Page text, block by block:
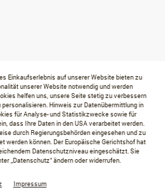
Einkaufserlebnis auf unserer Website bieten zu
unserer Website notwendig und werden
helfen uns, unsere Seite stetig zu verbessern
Hinweis zur Datenübermittlung in
für Analyse- und Statistikzwecke sowie für
dass Ihre Daten in den USA verarbeitet werden.
durch Regierungsbehörden eingesehen und zu
werden können. Der Europäische Gerichtshof hat
Datenschutzniveau eingeschätzt. Sie
„Datenschutz“ ändern oder widerrufen.
Impressum